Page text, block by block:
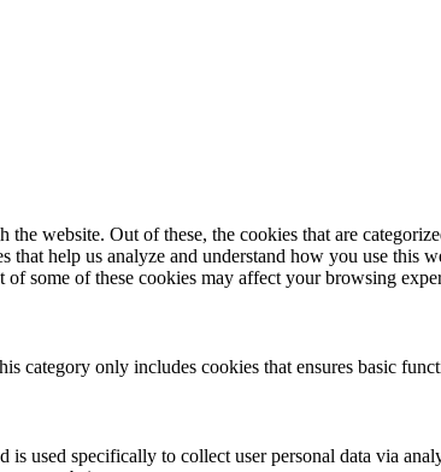
website. Out of these, the cookies that are
help us analyze and understand how you use this
some of these cookies may affect your browsing
category only includes cookies that ensures basic
used specifically to collect user personal data via